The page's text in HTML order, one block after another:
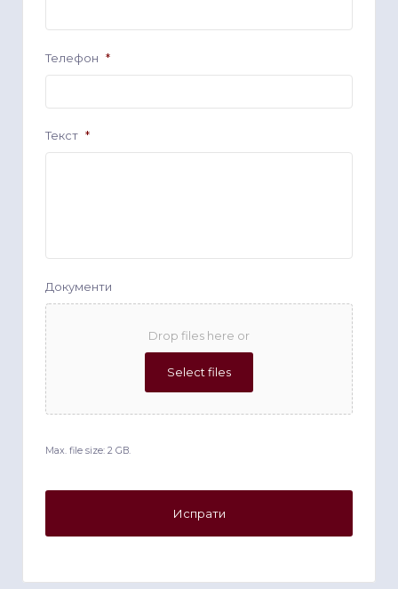
Телефон *
Текст *
Документи
Drop files here or
Select files
Max. file size: 2 GB.